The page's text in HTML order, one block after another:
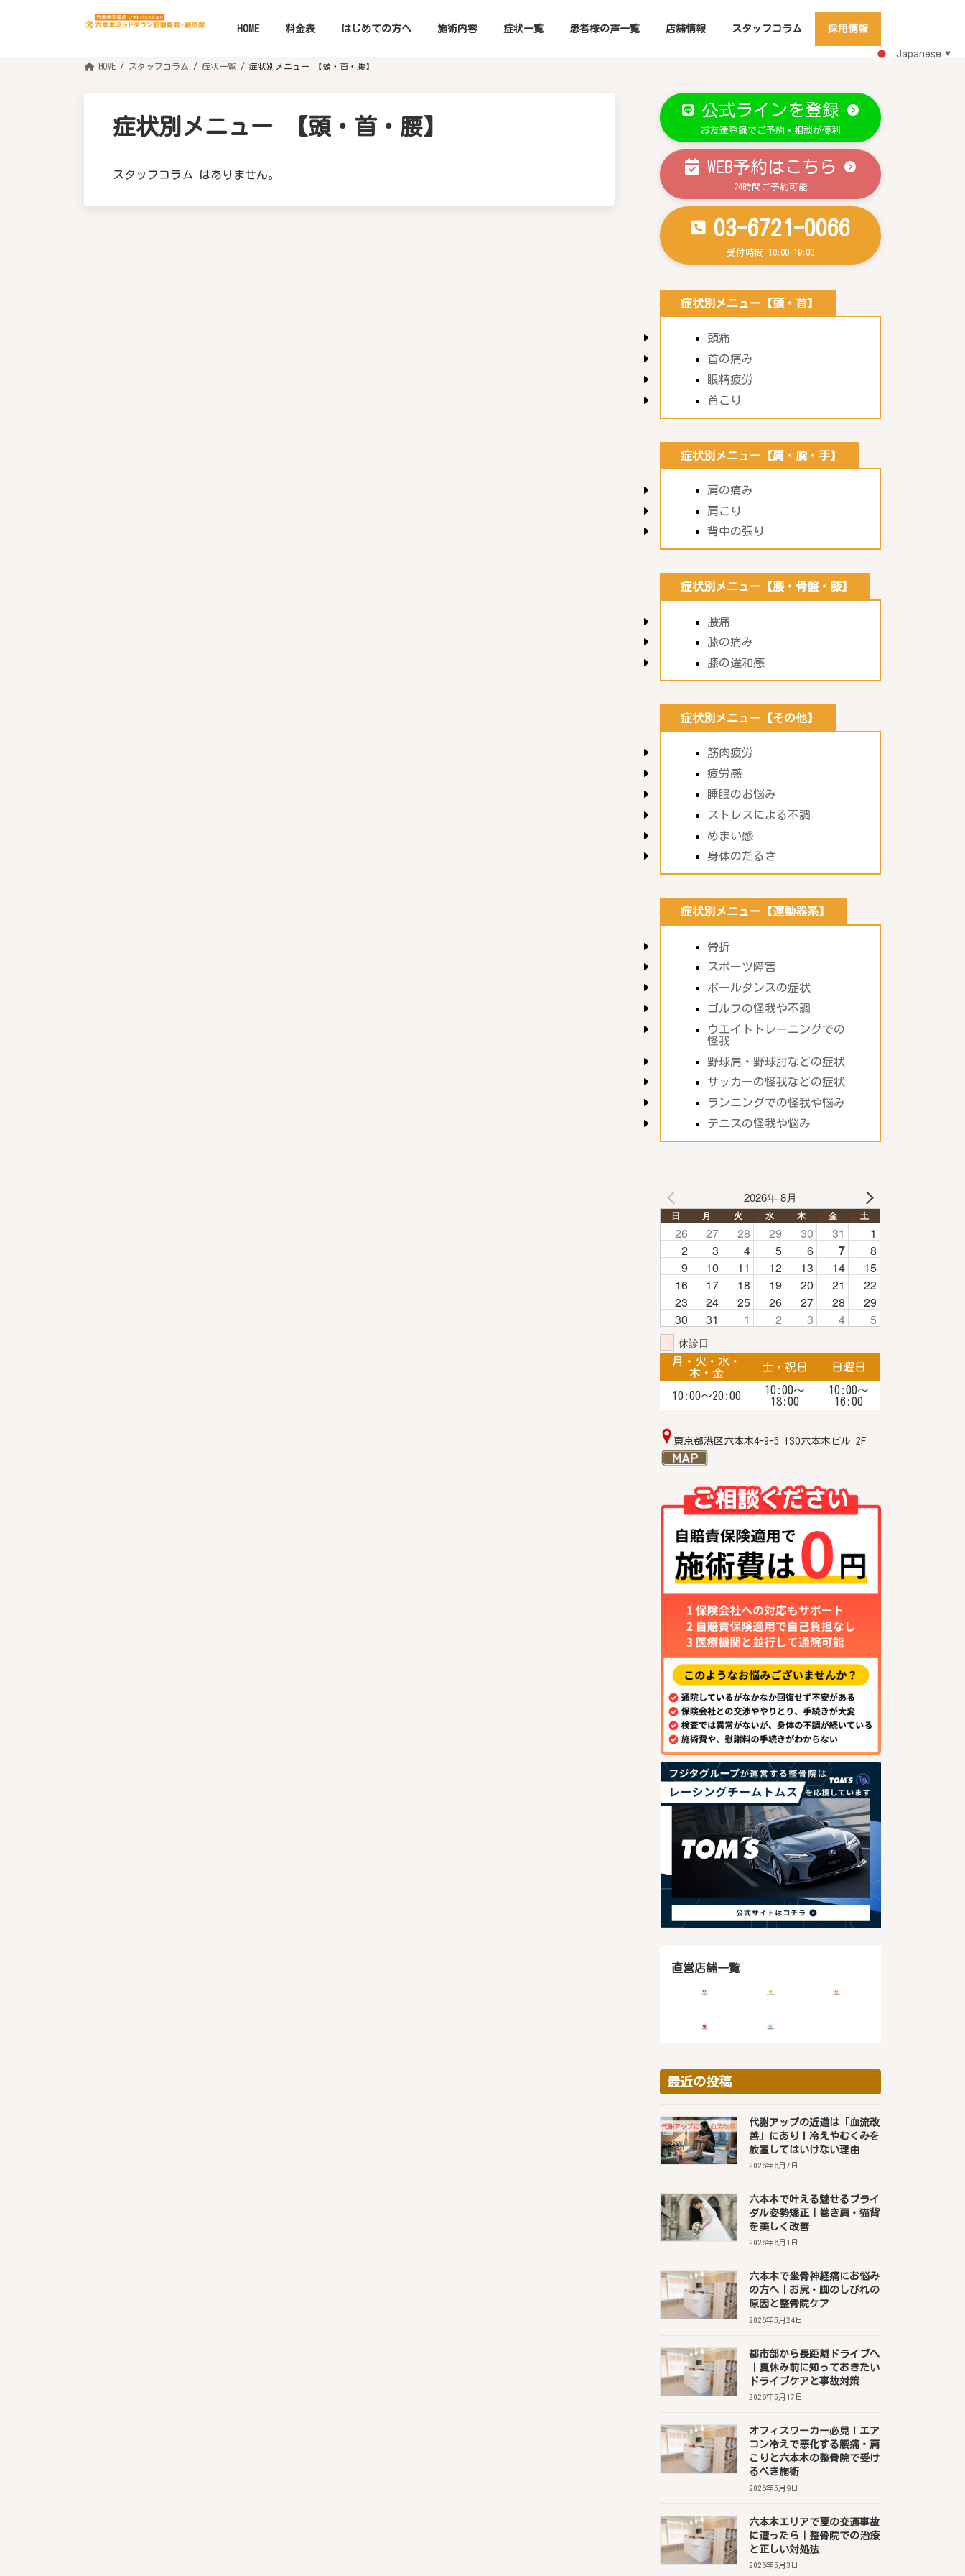
HOME 料金表 はじめての方へ 施術内容 症状一覧 患者様の声一覧 店舗情報 スタッフコラム 採用情報
HOME スタッフコラム 症状一覧 症状別メニュー 【頭・首・腰】
症状別メニュー 【頭・首・腰】
スタッフコラム はありません。
公式ラインを登録
お友達登録でご予約・相談が便利
WEB予約はこちら
24時間ご予約可能
03-6721-0066
受付時間 10:00-19:00
症状別メニュー【頭・首】
頭痛
首の痛み
眼精疲労
首こり
症状別メニュー【肩・腕・手】
肩の痛み
肩こり
背中の張り
症状別メニュー【腰・骨盤・膝】
腰痛
膝の痛み
膝の違和感
症状別メニュー【その他】
筋肉疲労
疲労感
睡眠のお悩み
ストレスによる不調
めまい感
身体のだるさ
症状別メニュー【運動器系】
骨折
スポーツ障害
ポールダンスの症状
ゴルフの怪我や不調
ウエイトトレーニングでの
怪我
野球肩・野球肘などの症状
サッカーの怪我などの症状
ランニングでの怪我や悩み
テニスの怪我や悩み
2026年 8月
日 月 火 水 木 金 土
26 27 28 29 30 31
1
2
3 4 5 6 7
8
9
10 11 12 13 14
15
16
17 18 19 20 21
22
23
24 25 26 27 28
29
30
31 1 2 3 4 5
休診日
月・火・水・
木・金
土・祝日 日曜日
10:00〜20:00
10:00〜
18:00
10:00～
16:00
東京都港区六本木4-9-5 ISO六本木ビル 2F
直営店舗一覧
最近の投稿
代謝アップの近道は「血流改
善」にあり！冷えやむくみを
放置してはいけない理由
2026年6月7日
六本木で叶える魅せるブライ
ダル姿勢矯正｜巻き肩・猫背
を美しく改善
2026年6月1日
六本木で坐骨神経痛にお悩み
の方へ｜お尻・脚のしびれの
原因と整骨院ケア
2026年5月24日
都市部から長距離ドライブへ
｜夏休み前に知っておきたい
ドライブケアと事故対策
2026年5月17日
オフィスワーカー必見！エア
コン冷えで悪化する腰痛・肩
こりと六本木の整骨院で受け
るべき施術
2026年5月9日
六本木エリアで夏の交通事故
に遭ったら｜整骨院での治療
と正しい対処法
2026年5月3日
Japanese ▼